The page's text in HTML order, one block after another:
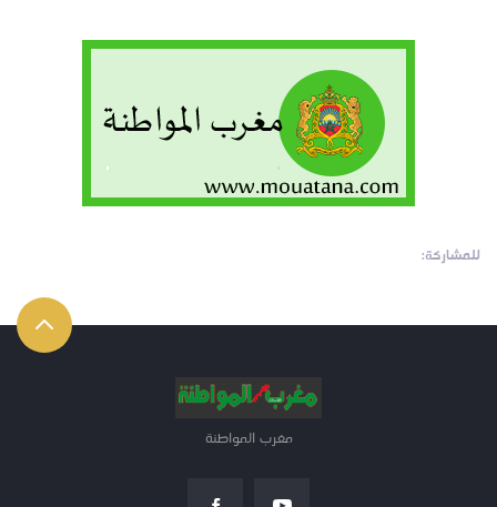
للمشاركة:
مغرب المواطنة